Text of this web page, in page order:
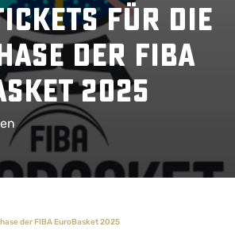
für die
der FIBA
2025
der FIBA EuroBasket 2025